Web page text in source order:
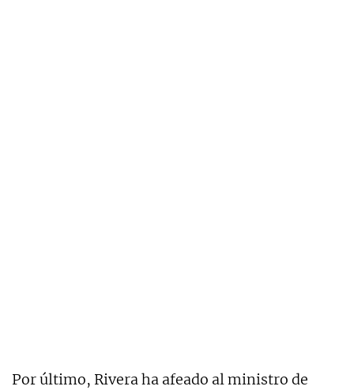
Por último, Rivera ha afeado al ministro de